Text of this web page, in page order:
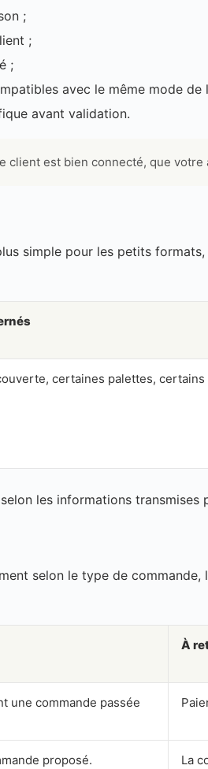
;
;
;
avec le même mode de
avant validation.
client est bien connecté, que
simple pour les petits
certaines palettes,
les informations transmises
selon le type de
À
une commande passée
proposé.
La